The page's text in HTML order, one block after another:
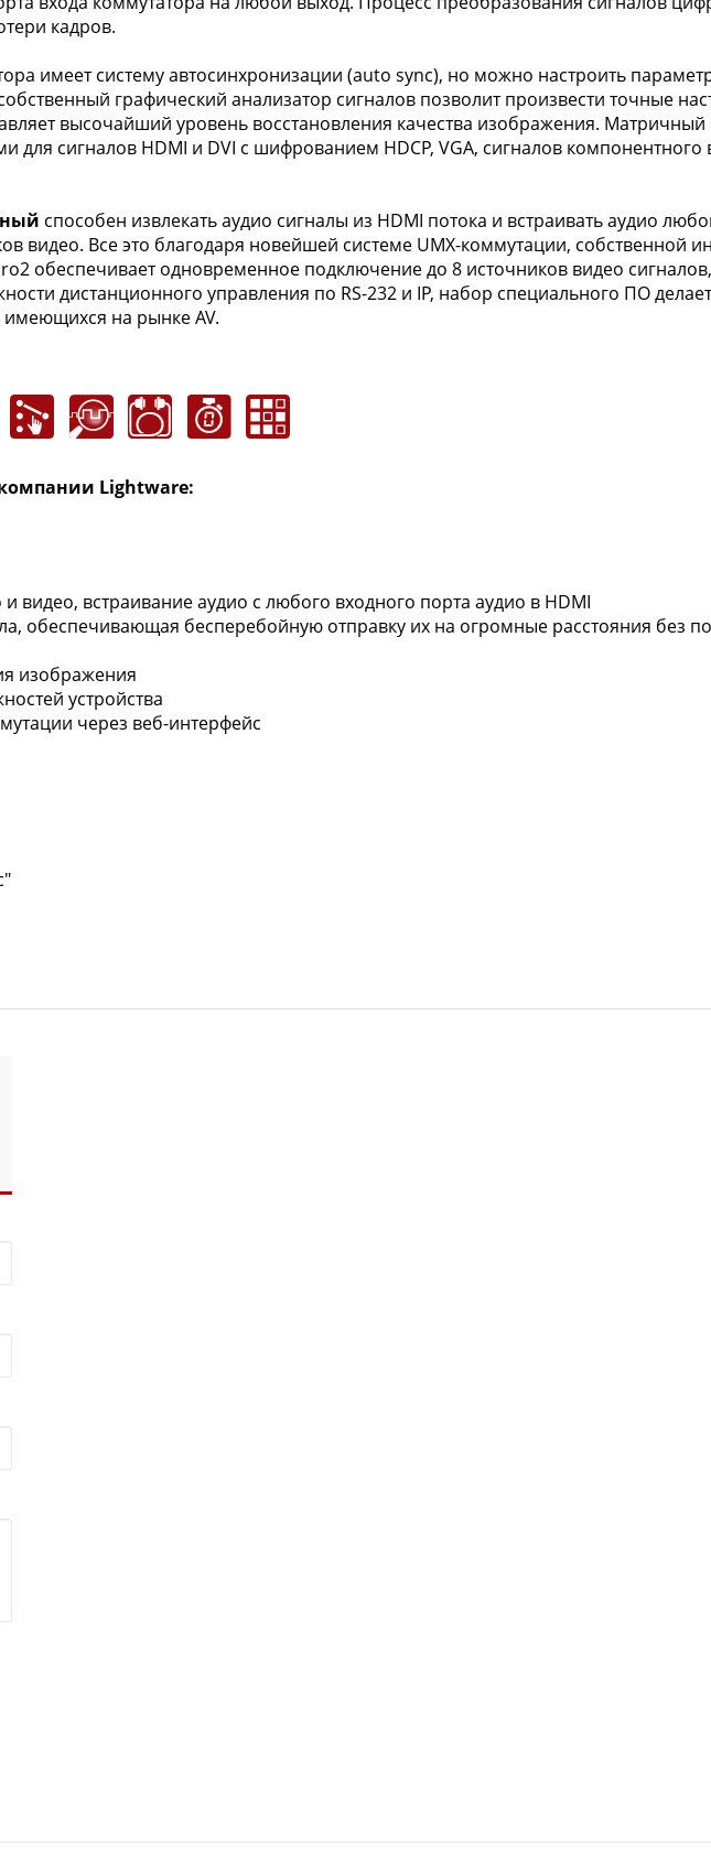
кадров.
имеет систему автосинхронизации (auto sync), но можно настроить
графический анализатор сигналов позволит произвести точные
высочайший уровень восстановления качества изображения. Матричный
сигналов HDMI и DVI с шифрованием HDCP, VGA, сигналов компонентного
способен извлекать аудио сигналы из HDMI потока и встраивать аудио
видео. Все это благодаря новейшей системе UMX-коммутации, собственной
обеспечивает одновременное подключение до 8 источников видео
дистанционного управления по RS-232 и IP, набор специального ПО
на рынке AV.
Lightware:
видео, встраивание аудио с любого входного порта аудио в HDMI
обеспечивающая бесперебойную отправку их на огромные расстояния без
изображения
устройства
через веб-интерфейс